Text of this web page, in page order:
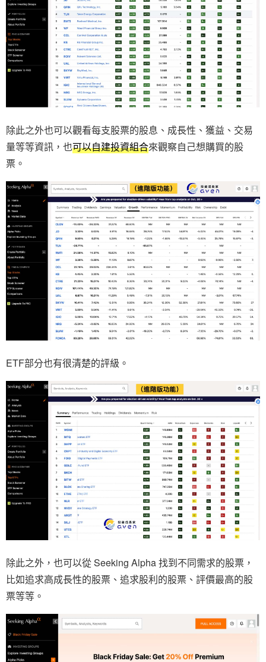
除此之外也可以觀看每支股票的股息、成長性、獲益、交易
量等等資訊，也可以自建投資組合來觀察自己想購買的股
票。
ETF部分也有很清楚的評級。
除此之外，也可以從 Seeking Alpha 找到不同需求的股票，
比如追求高成長性的股票、追求股利的股票、評價最高的股
票等等。